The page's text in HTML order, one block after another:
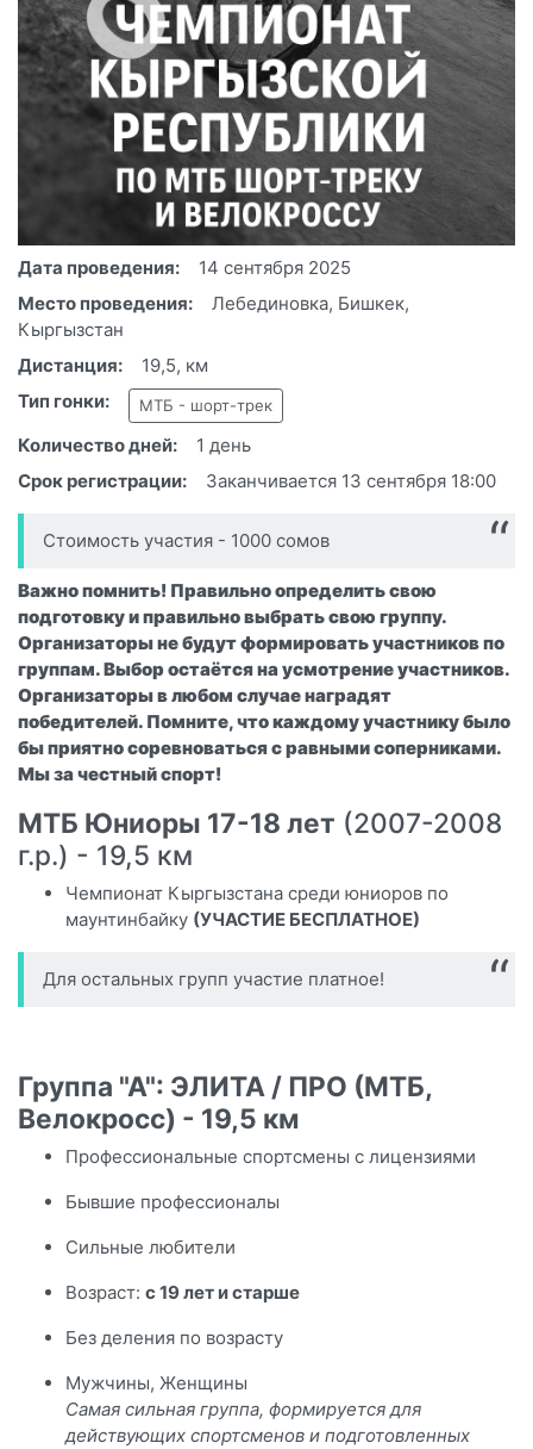
Дата проведения:
14 сентября 2025
Место проведения:
Лебединовка, Бишкек,
Кыргызстан
Дистанция:
19,5, км
Тип гонки:
МТБ - шорт-трек
Количество дней:
1 день
Срок регистрации:
Заканчивается 13 сентября 18:00
Стоимость участия - 1000 сомов
Важно помнить! Правильно определить свою
подготовку и правильно выбрать свою группу.
Организаторы не будут формировать участников по
группам. Выбор остаётся на усмотрение участников.
Организаторы в любом случае наградят
победителей. Помните, что каждому участнику было
бы приятно соревноваться с равными соперниками.
Мы за честный спорт!
МТБ Юниоры 17-18 лет (2007-2008
г.р.) - 19,5 км
Чемпионат Кыргызстана среди юниоров по
маунтинбайку (УЧАСТИЕ БЕСПЛАТНОЕ)
Для остальных групп участие платное!
Группа "А": ЭЛИТА / ПРО (МТБ,
Велокросс) - 19,5 км
Профессиональные спортсмены с лицензиями
Бывшие профессионалы
Сильные любители
Возраст: с 19 лет и старше
Без деления по возрасту
Мужчины, Женщины
Самая сильная группа, формируется для
действующих спортсменов и подготовленных